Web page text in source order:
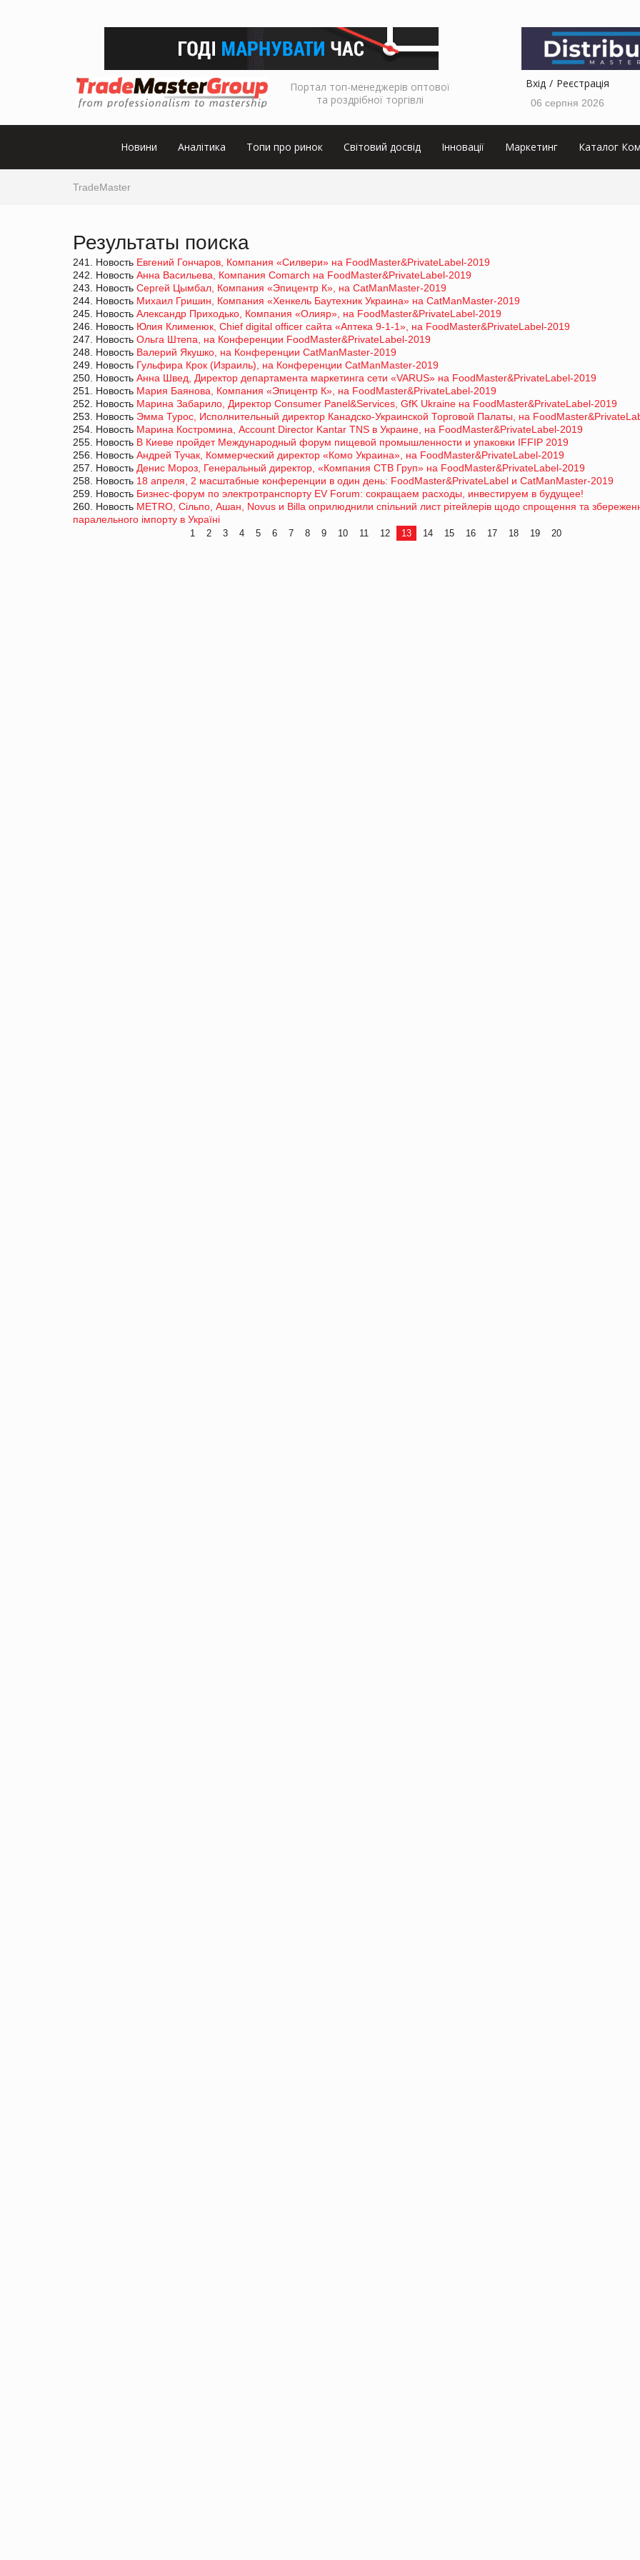
Портал топ-менеджерів оптової
та роздрібної торгівлі
Вхід Реєстрація
06 серпня 2026
Новини Аналітика Топи про ринок Світовий досвід Інновації Маркетинг Каталог
TradeMaster
Результаты поиска
241. Новость Евгений Гончаров, Компания «Силвери» на FoodMaster&PrivateLabel-2019
242. Новость Анна Васильева, Компания Comarch на FoodMaster&PrivateLabel-2019
243. Новость Сергей Цымбал, Компания «Эпицентр К», на CatManMaster-2019
244. Новость Михаил Гришин, Компания «Хенкель Баутехник Украина» на CatManMaster-2019
245. Новость Александр Приходько, Компания «Олияр», на FoodMaster&PrivateLabel-2019
246. Новость Юлия Клименюк, Chief digital officer сайта «Аптека 9-1-1», на FoodMaster&PrivateLabel-2019
247. Новость Ольга Штепа, на Конференции FoodMaster&PrivateLabel-2019
248. Новость Валерий Якушко, на Конференции CatManMaster-2019
249. Новость Гульфира Крок (Израиль), на Конференции CatManMaster-2019
250. Новость Анна Швед, Директор департамента маркетинга сети «VARUS» на FoodMaster&PrivateLabel-2019
251. Новость Мария Баянова, Компания «Эпицентр К», на FoodMaster&PrivateLabel-2019
252. Новость Марина Забарило, Директор Consumer Panel&Services, GfK Ukraine на FoodMaster&PrivateLabel-2019
253. Новость Эмма Турос, Исполнительный директор Канадско-Украинской Торговой Палаты, на
254. Новость Марина Костромина, Account Director Kantar TNS в Украине, на FoodMaster&PrivateLabel-2019
255. Новость В Киеве пройдет Международный форум пищевой промышленности и упаковки IFFIP 2019
256. Новость Андрей Тучак, Коммерческий директор «Комо Украина», на FoodMaster&PrivateLabel-2019
257. Новость Денис Мороз, Генеральный директор, «Компания СТВ Груп» на FoodMaster&PrivateLabel-2019
258. Новость 18 апреля, 2 масштабные конференции в один день: FoodMaster&PrivateLabel и CatManMaster-2019
259. Новость Бизнес-форум по электротранспорту EV Forum: сокращаем расходы, инвестируем в будущее!
260. Новость METRO, Сiльпо, Ашан, Novus и Billa оприлюднили спільний лист рітейлерів щодо спрощення та
паралельного імпорту в Україні
1 2 3 4 5 6 7 8 9 10 11 12 13 14 15 16 17 18 19 20